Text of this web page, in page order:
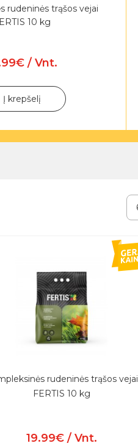
rudeninės trąšos vejai
10 kg
/ Vnt.
Į krepšelį
rudeninės trąšos vejai
FERTIS 10 kg
19.99€ / Vnt.